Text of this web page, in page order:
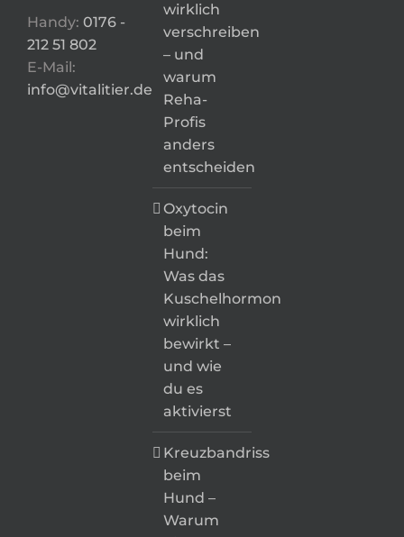
Handy: 0176 -
212 51 802
E-Mail:
info@vitalitier.de
wirklich
verschreiben
– und
warum
Reha-
Profis
anders
entscheiden
Oxytocin
beim
Hund:
Was das
Kuschelhormon
wirklich
bewirkt –
und wie
du es
aktivierst
Kreuzbandriss
beim
Hund –
Warum